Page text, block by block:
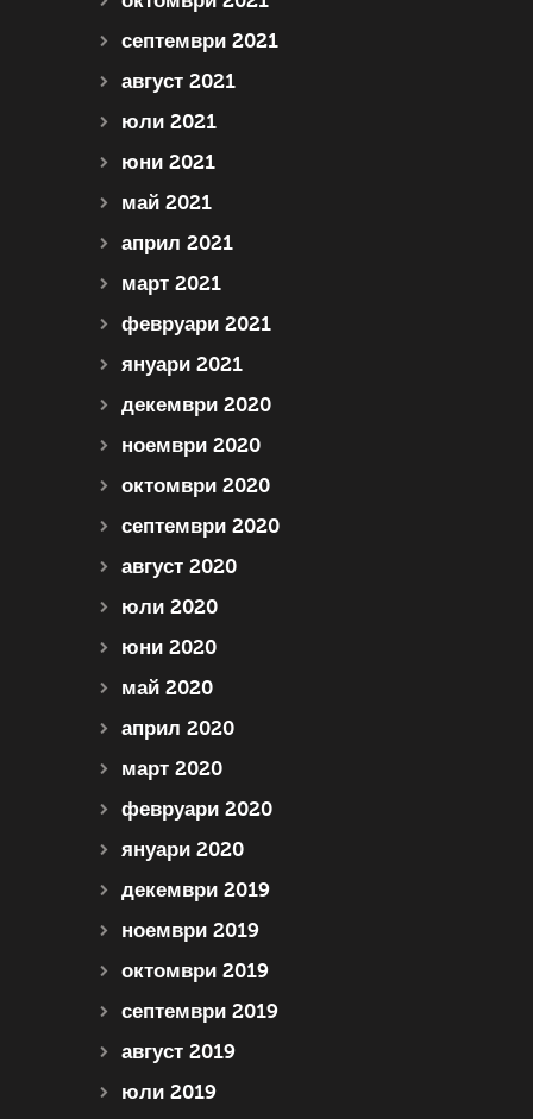
септември 2021
август 2021
юли 2021
юни 2021
май 2021
април 2021
март 2021
февруари 2021
януари 2021
декември 2020
ноември 2020
октомври 2020
септември 2020
август 2020
юли 2020
юни 2020
май 2020
април 2020
март 2020
февруари 2020
януари 2020
декември 2019
ноември 2019
октомври 2019
септември 2019
август 2019
юли 2019